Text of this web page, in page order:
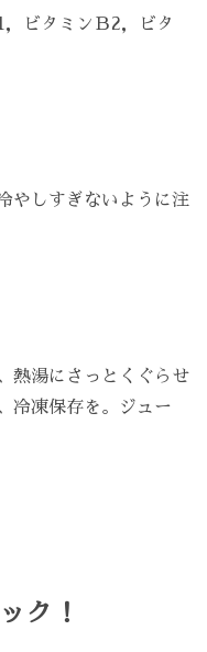
ビタミンＢ2，ビタ
やしすぎないように注
熱湯にさっとくぐらせ
冷凍保存を。ジュー
ク！